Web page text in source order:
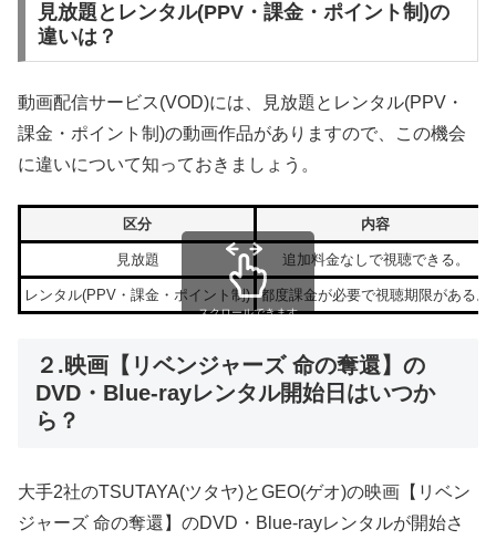
見放題とレンタル(PPV・課金・ポイント制)の
違いは？
動画配信サービス(VOD)には、見放題とレンタル(PPV・
課金・ポイント制)の動画作品がありますので、この機会
に違いについて知っておきましょう。
区分 内容
見放題 追加料金なしで視聴できる。
レンタル(PPV・課金・ポイント制) 都度課金が必要で視聴期限がある。
スクロールできます
２.映画【リベンジャーズ 命の奪還】の
DVD・Blue-rayレンタル開始日はいつか
ら？
大手2社のTSUTAYA(ツタヤ)とGEO(ゲオ)の映画【リベン
ジャーズ 命の奪還】のDVD・Blue-rayレンタルが開始さ